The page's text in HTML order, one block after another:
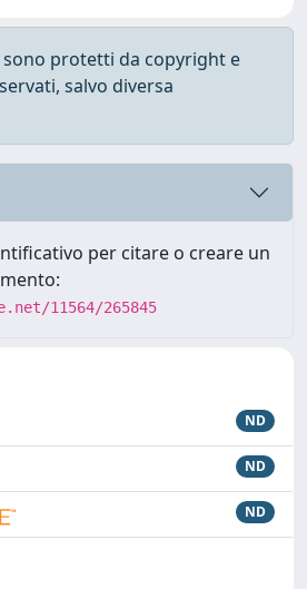
sono protetti da copyright e
salvo diversa
per citare o creare un
11564/265845
ND
ND
ND